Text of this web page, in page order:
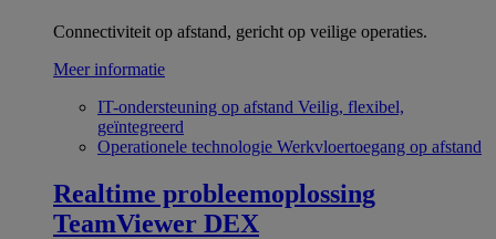
Connectiviteit op afstand, gericht op veilige operaties.
Meer informatie
IT-ondersteuning op afstand Veilig, flexibel,
geïntegreerd
Operationele technologie Werkvloertoegang op afstand
Realtime probleemoplossing
TeamViewer DEX